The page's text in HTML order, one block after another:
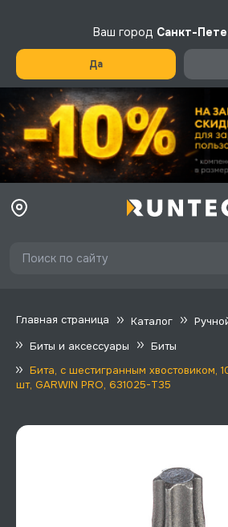
Ваш город Санкт-
Да
Главная страница Каталог
Биты и аксессуары
Биты
Бита, с шестигранным хвостовиком,
шт, GARWIN PRO, 631025-T35